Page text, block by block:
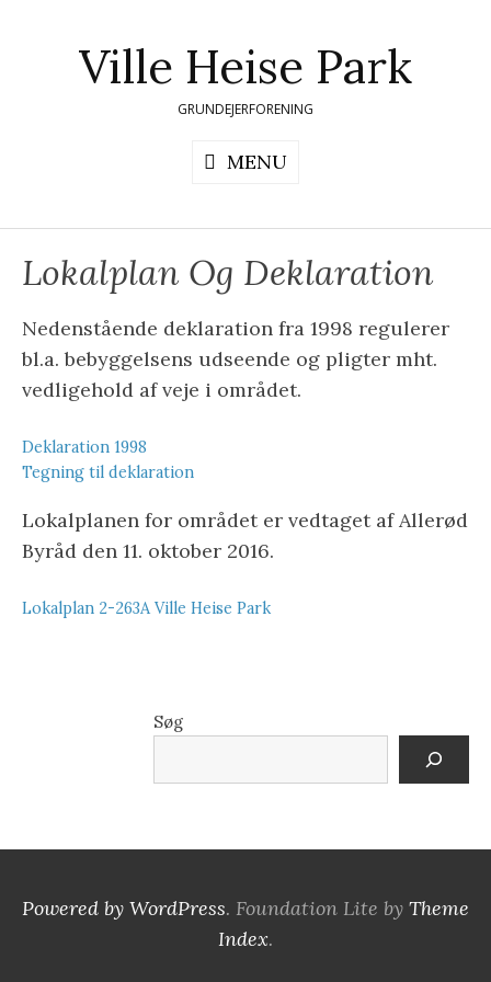
Ville Heise Park
GRUNDEJERFORENING
MENU
Lokalplan Og Deklaration
Nedenstående deklaration fra 1998 regulerer
bl.a. bebyggelsens udseende og pligter mht.
vedligehold af veje i området.
Deklaration 1998
Tegning til deklaration
Lokalplanen for området er vedtaget af Allerød
Byråd den 11. oktober 2016.
Lokalplan 2-263A Ville Heise Park
Søg
Powered by WordPress. Foundation Lite by Theme
Index.